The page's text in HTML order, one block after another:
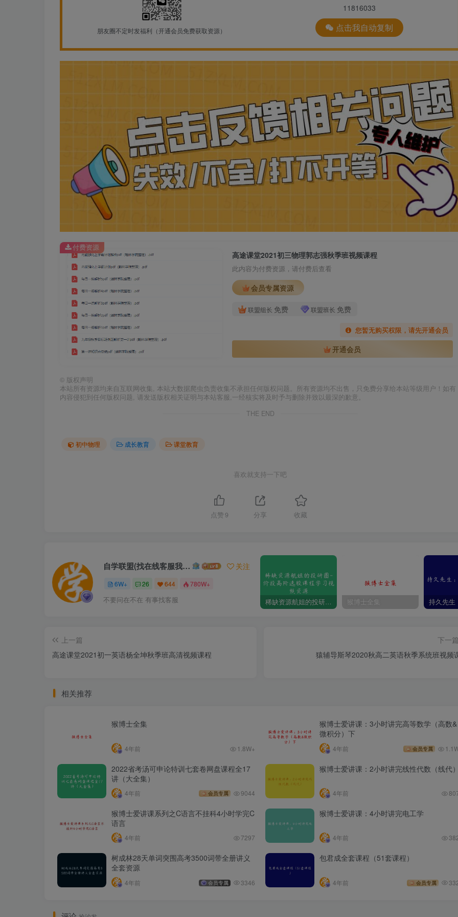
朋友圈不定时发福利（开通会员免费获取资源）
11816033
点击我自动复制
高途课堂2021初三物理郭志强秋季班视频课程
此内容为付费资源，请付费后查看
会员专属资源
联盟组长 免费 联盟班长 免费
您暂无购买权限，请先开通会员
开通会员
付费资源
© 版权声明
本站所有资源均来自互联网收集, 本站大数据爬虫负责收集不承担任何版权问题。所有资源均不出售，只免费分享给本站等级用户！如有
内容侵犯到任何版权问题, 请发送版权相关证明与本站客服,一经核实将及时予与删除并致以最深的歉意。
THE END
初中物理 成长教育 课堂教育
喜欢就支持一下吧
点赞 9 分享 收藏
自学联盟(找在线客服我不回信息的) 关注
6W+ 26 644 780W+
不要问在不在 有事找客服 稀缺资源航姐的投研圈-价投高阶选股课程学习视频资源 猴博士全集
上一篇
高途课堂2021初一英语杨全坤秋季班高清视频课程
下一篇
猿辅导斯琴2020秋高二英语秋季系统班视频
相关推荐
猴博士全集
4年前 1.8W+
猴博士爱讲课：3小时讲完高等数学（高数&
微积分）下
4年前 会员专属
2022省考汤可申论特训七套卷网盘课程全17
讲（大全集）
4年前 会员专属 9044
猴博士爱讲课：2小时讲完线性代数（线代）
4年前
猴博士爱讲课系列之C语言不挂科4小时学完C
语言
4年前 7297
猴博士爱讲课：4小时讲完电工学
4年前
树成林28天单词突围高考3500词带全册讲义
全套资源
4年前 会员专属 3346
包君成全套课程（51套课程）
4年前 会员专属